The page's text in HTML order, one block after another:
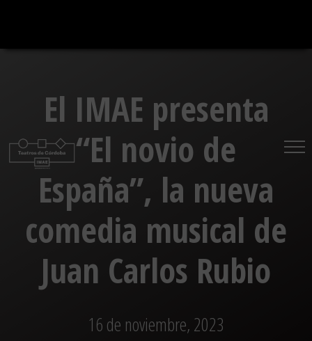
contenido
El IMAE presenta
“El novio de
España”, la nueva
comedia musical de
Juan Carlos Rubio
16 de noviembre, 2023